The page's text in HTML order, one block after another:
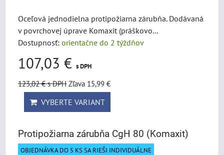
Oceľová jednodielna protipožiarna zárubňa. Dodávaná
v povrchovej úprave Komaxit (práškovo...
Dostupnosť: orientačne do 2 týždňov
107,03 € s DPH
123,02 €s DPH Zľava 15,99 €
VYBERTE VARIANT
Protipožiarna zárubňa CgH 80 (Komaxit)
OBJEDNÁVKA DO 5 KS SA RIEŠI INDIVIDUÁLNE